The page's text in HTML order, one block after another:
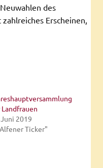
des
Erscheinen,
2019
Ticker"